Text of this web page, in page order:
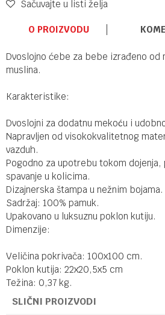
Sačuvajte u listi želja
O PROIZVODU
Dvoslojno ćebe za bebe izrađeno od
muslina.
Karakteristike:
Dvoslojni za dodatnu mekoću i
Napravljen od visokokvalitetnog
vazduh.
Pogodno za upotrebu tokom dojenja,
spavanje u kolicima.
Dizajnerska štampa u nežnim bojama.
Sadržaj: 100% pamuk.
Upakovano u luksuznu poklon kutiju.
Dimenzije:
Veličina pokrivača: 100x100 cm.
Poklon kutija: 22x20,5x5 cm
Težina: 0,37 kg.
SLIČNI PROIZVODI